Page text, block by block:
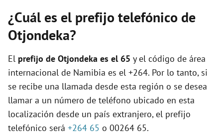
¿Cuál es el prefijo telefónico de
Otjondeka?
El prefijo de Otjondeka es el 65 y el código de área
internacional de Namibia es el +264. Por lo tanto, si
se recibe una llamada desde esta región o se desea
llamar a un número de teléfono ubicado en esta
localización desde un país extranjero, el prefijo
telefónico será +264 65 o 00264 65.